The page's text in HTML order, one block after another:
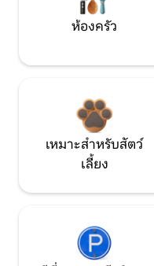
ห้องครัว
เหมาะสำหรับสัตว์
เลี้ยง